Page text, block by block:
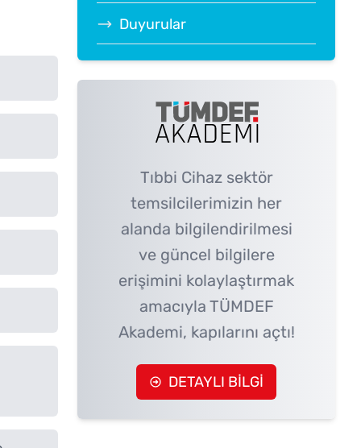
Duyurular
Tıbbi Cihaz sektör
temsilcilerimizin her
alanda bilgilendirilmesi
ve güncel bilgilere
erişimini kolaylaştırmak
amacıyla TÜMDEF
Akademi, kapılarını açtı!
DETAYLI BİLGİ